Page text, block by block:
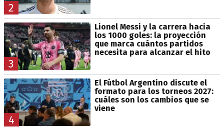
2
3
Lionel Messi y la carrera hacia
los 1000 goles: la proyección
que marca cuántos partidos
necesita para alcanzar el hito
4
El Fútbol Argentino discute el
formato para los torneos 2027:
cuáles son los cambios que se
viene